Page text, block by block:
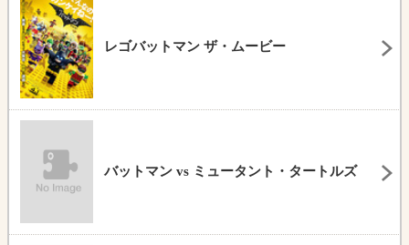
レゴバットマン ザ・ムービー
バットマン vs ミュータント・タートルズ